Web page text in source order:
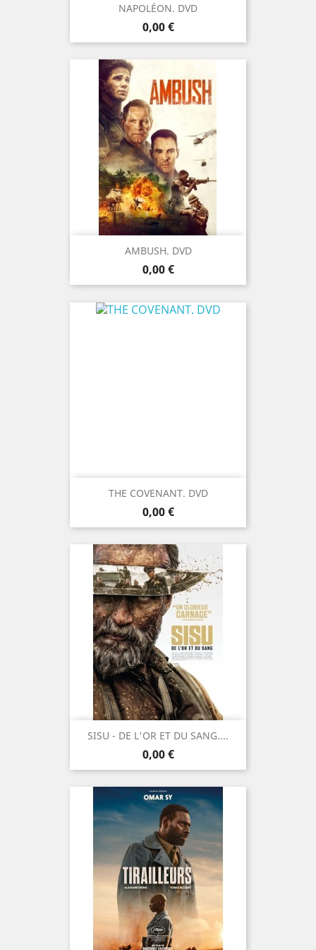
NAPOLÉON. DVD
Prix
0,00 €
AMBUSH. DVD
Prix
0,00 €
THE COVENANT. DVD
Prix
0,00 €
SISU - DE L'OR ET DU SANG....
Prix
0,00 €